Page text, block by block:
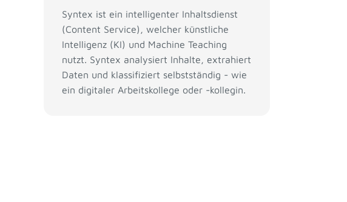
Syntex ist ein intelligenter Inhaltsdienst
(Content Service), welcher künstliche
Intelligenz (KI) und Machine Teaching
nutzt. Syntex analysiert Inhalte, extrahiert
Daten und klassifiziert selbstständig - wie
ein digitaler Arbeitskollege oder -kollegin.